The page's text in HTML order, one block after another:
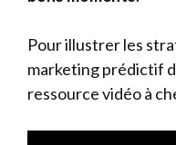
Pour illustrer les
marketing prédictif
ressource vidéo à